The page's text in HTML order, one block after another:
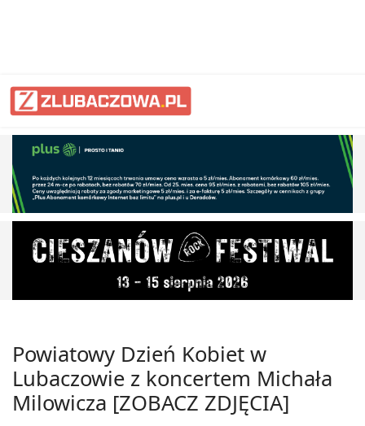
Powiatowy Dzień Kobiet w
Lubaczowie z koncertem Michała
Milowicza [ZOBACZ ZDJĘCIA]